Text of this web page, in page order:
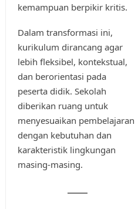
kemampuan berpikir kritis.
Dalam transformasi ini,
kurikulum dirancang agar
lebih fleksibel, kontekstual,
dan berorientasi pada
peserta didik. Sekolah
diberikan ruang untuk
menyesuaikan pembelajaran
dengan kebutuhan dan
karakteristik lingkungan
masing-masing.